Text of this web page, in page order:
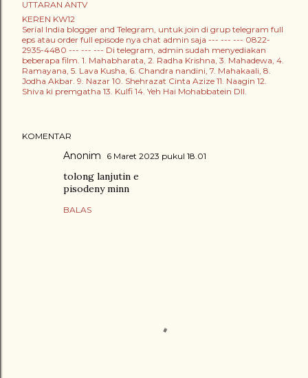
UTTARAN ANTV
KEREN KW12
Serial India blogger and Telegram, untuk join di grup telegram full
eps atau order full episode nya chat admin saja --- --- --- 0822-
2935-4480 --- --- --- Di telegram, admin sudah menyediakan
beberapa film. 1. Mahabharata, 2. Radha Krishna, 3. Mahadewa, 4.
Ramayana, 5. Lava Kusha, 6. Chandra nandini, 7. Mahakaali, 8.
Jodha Akbar. 9. Nazar 10. Shehrazat Cinta Azize 11. Naagin 12.
Shiva ki premgatha 13. Kulfi 14. Yeh Hai Mohabbatein Dll.
KOMENTAR
Anonim 6 Maret 2023 pukul 18.01
tolong lanjutin e
pisodeny minn
BALAS